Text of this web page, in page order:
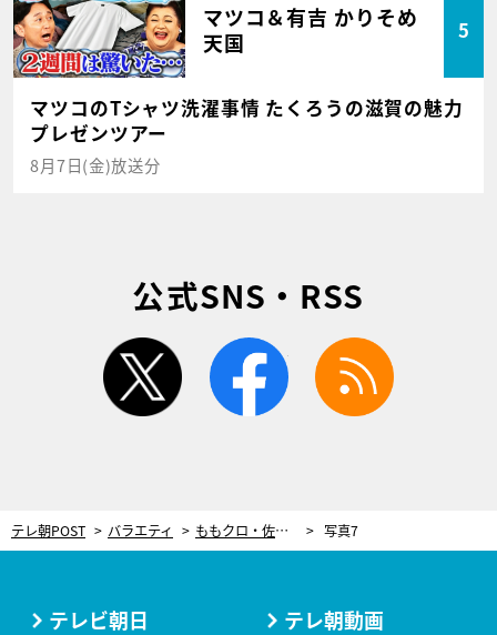
マツコ＆有吉 かりそめ
天国
5
マツコのTシャツ洗濯事情 たくろうの滋賀の魅力
プレゼンツアー
8月7日(金)放送分
公式SNS・RSS
twitter facebook
テレ朝POST バラエティ ももクロ・佐々木彩夏、“人形とおしゃべり”に挑戦！その出来映えに、蛙亭・岩倉美里がジェラシー 写真7
テレビ朝日 テレ朝動画